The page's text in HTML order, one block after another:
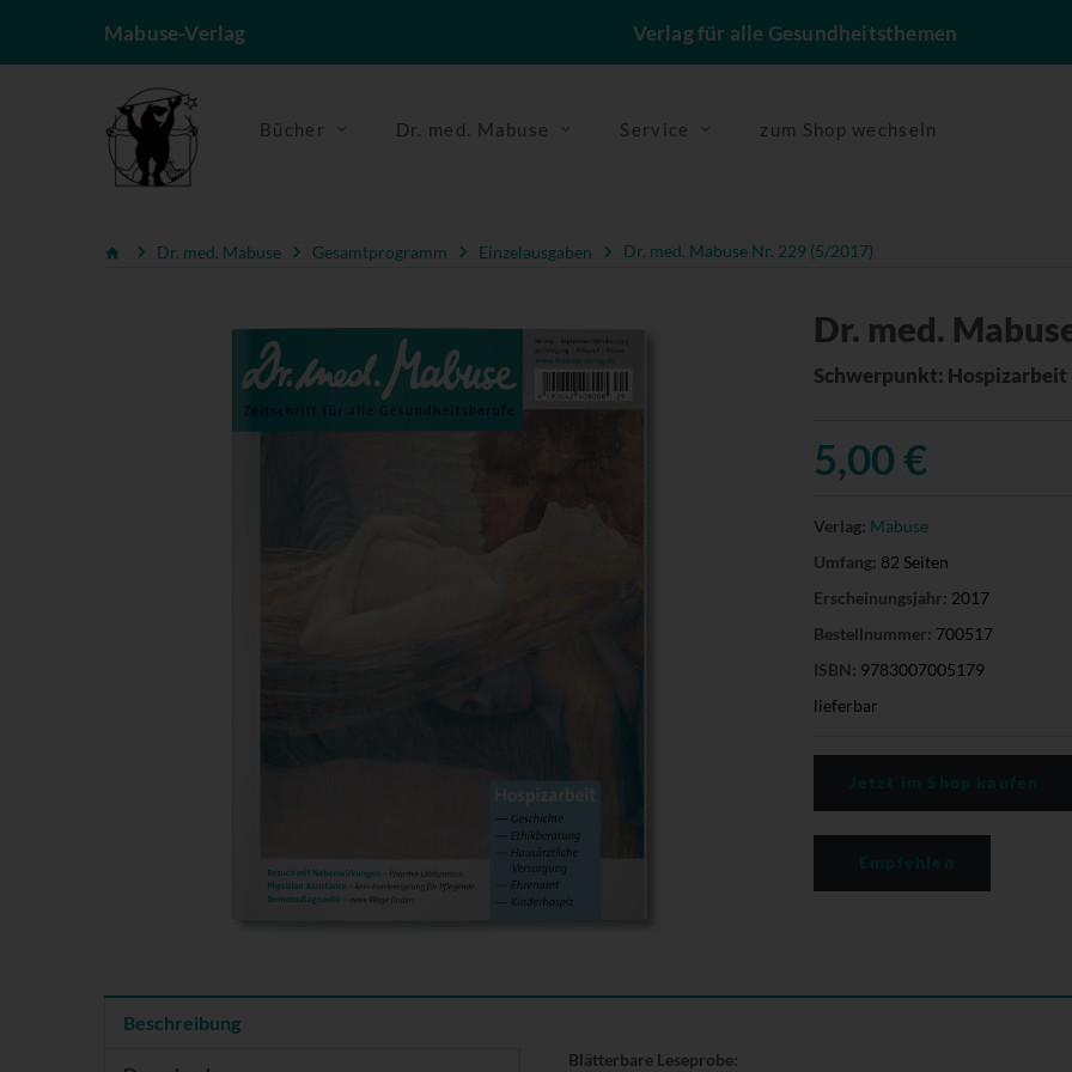
Mabuse-Verlag Verlag für alle Gesundheitsthemen
Bücher Dr. med. Mabuse Service zum Shop wechseln
Dr. med. Mabuse Gesamtprogramm Einzelausgaben Dr. med. Mabuse Nr. 229 (5/2017)
Dr. med.
Schwerpunkt: Hospizarbeit
5,00 €
Verlag: Mabuse
Umfang: 82 Seiten
Erscheinungsjahr: 2017
Bestellnummer: 700517
ISBN: 9783007005179
lieferbar
Beschreibung
Blätterbare Leseprobe: